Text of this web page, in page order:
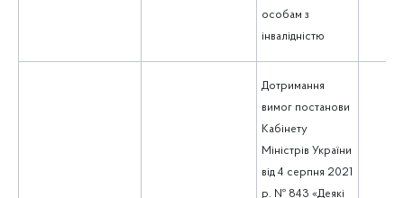
особам з
інвалідністю
Дотримання
вимог постанови
Кабінету
Міністрів України
від 4 серпня 2021
р. № 843 «Деякі